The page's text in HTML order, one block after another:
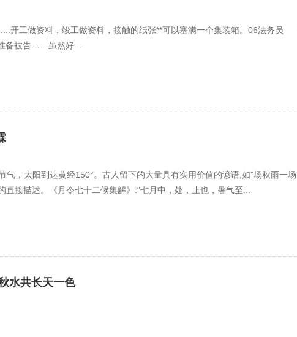
工做资料，竣工做资料，接触的纸张**可以塞满一个集装箱。06法务员
备被告……虽然好...
，太阳到达黄经150°。古人留下的大量具有实用价值的谚语,如”场秋雨一
直接描述。《月令七十二候集解》:"七月中，处，止也，暑气至...
水共长天一色